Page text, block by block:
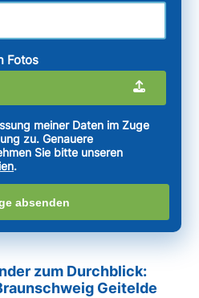
Fotos
meiner Daten im Zuge
zu. Genauere
Sie bitte unseren
.
absenden
zum Durchblick:
Geitelde